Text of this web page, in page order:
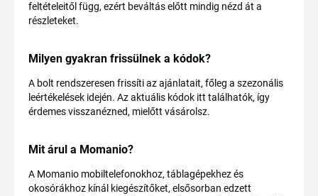
feltételeitől függ, ezért beváltás előtt mindig nézd át a
részleteket.
Milyen gyakran frissülnek a kódok?
A bolt rendszeresen frissíti az ajánlatait, főleg a szezonális
leértékelések idején. Az aktuális kódok itt találhatók, így
érdemes visszanézned, mielőtt vásárolsz.
Mit árul a Momanio?
A Momanio mobiltelefonokhoz, táblagépekhez és
okosórákhoz kínál kiegészítőket, elsősorban edzett